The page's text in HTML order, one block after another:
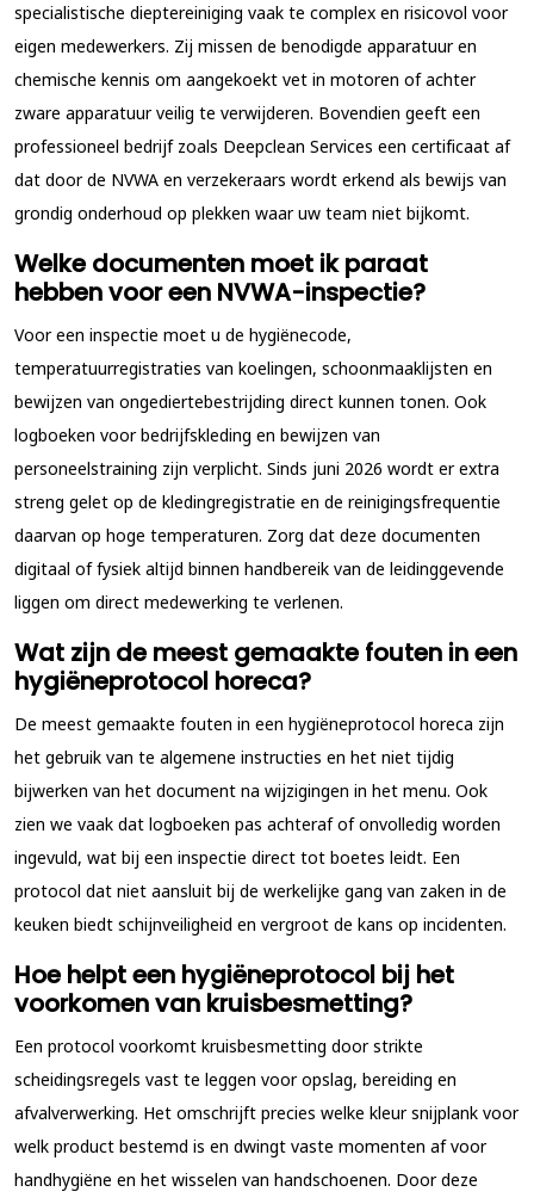
specialistische dieptereiniging vaak te complex en risicovol voor
eigen medewerkers. Zij missen de benodigde apparatuur en
chemische kennis om aangekoekt vet in motoren of achter
zware apparatuur veilig te verwijderen. Bovendien geeft een
professioneel bedrijf zoals Deepclean Services een certificaat af
dat door de NVWA en verzekeraars wordt erkend als bewijs van
grondig onderhoud op plekken waar uw team niet bijkomt.
Welke documenten moet ik paraat
hebben voor een NVWA-inspectie?
Voor een inspectie moet u de hygiënecode,
temperatuurregistraties van koelingen, schoonmaaklijsten en
bewijzen van ongediertebestrijding direct kunnen tonen. Ook
logboeken voor bedrijfskleding en bewijzen van
personeelstraining zijn verplicht. Sinds juni 2026 wordt er extra
streng gelet op de kledingregistratie en de reinigingsfrequentie
daarvan op hoge temperaturen. Zorg dat deze documenten
digitaal of fysiek altijd binnen handbereik van de leidinggevende
liggen om direct medewerking te verlenen.
Wat zijn de meest gemaakte fouten in een
hygiëneprotocol horeca?
De meest gemaakte fouten in een hygiëneprotocol horeca zijn
het gebruik van te algemene instructies en het niet tijdig
bijwerken van het document na wijzigingen in het menu. Ook
zien we vaak dat logboeken pas achteraf of onvolledig worden
ingevuld, wat bij een inspectie direct tot boetes leidt. Een
protocol dat niet aansluit bij de werkelijke gang van zaken in de
keuken biedt schijnveiligheid en vergroot de kans op incidenten.
Hoe helpt een hygiëneprotocol bij het
voorkomen van kruisbesmetting?
Een protocol voorkomt kruisbesmetting door strikte
scheidingsregels vast te leggen voor opslag, bereiding en
afvalverwerking. Het omschrijft precies welke kleur snijplank voor
welk product bestemd is en dwingt vaste momenten af voor
handhygiëne en het wisselen van handschoenen. Door deze